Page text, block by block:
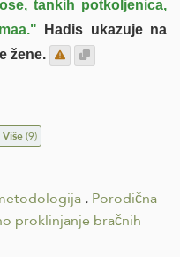
tankih potkoljenica,
Hadis ukazuje na
žene.
Više(9)
.Porodična
proklinjanje bračnih